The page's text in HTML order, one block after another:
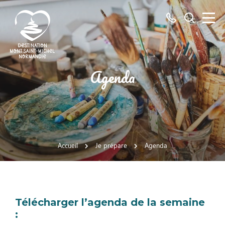
Destination
Mont
Saint-
Michel
Normandie
Tous
les
numéros
ici
Je
Agenda
Accueil Je prépare Agenda
Télécharger l’agenda de la semaine
: